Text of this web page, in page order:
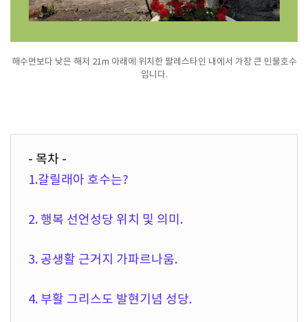
해수면보다 낮은 해저 21m 아래에 위치한 팔레스타인 내에서 가장 큰 민물호수
입니다.
- 목차 -
1.갈릴래아 호수는?
2. 행복 선언성당 위치 및 의미.
3. 공생활 근거지 가파르나움.
4. 부활 그리스도 발현기념 성당.